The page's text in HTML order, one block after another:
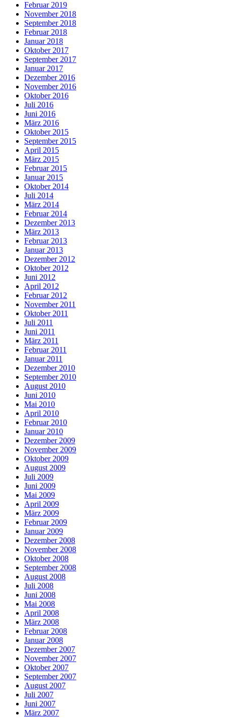
Februar 2019
November 2018
September 2018
Februar 2018
Januar 2018
Oktober 2017
September 2017
Januar 2017
Dezember 2016
November 2016
Oktober 2016
Juli 2016
Juni 2016
März 2016
Oktober 2015
September 2015
April 2015
März 2015
Februar 2015
Januar 2015
Oktober 2014
Juli 2014
März 2014
Februar 2014
Dezember 2013
März 2013
Februar 2013
Januar 2013
Dezember 2012
Oktober 2012
Juni 2012
April 2012
Februar 2012
November 2011
Oktober 2011
Juli 2011
Juni 2011
März 2011
Februar 2011
Januar 2011
Dezember 2010
September 2010
August 2010
Juni 2010
Mai 2010
April 2010
Februar 2010
Januar 2010
Dezember 2009
November 2009
Oktober 2009
August 2009
Juli 2009
Juni 2009
Mai 2009
April 2009
März 2009
Februar 2009
Januar 2009
Dezember 2008
November 2008
Oktober 2008
September 2008
August 2008
Juli 2008
Juni 2008
Mai 2008
April 2008
März 2008
Februar 2008
Januar 2008
Dezember 2007
November 2007
Oktober 2007
September 2007
August 2007
Juli 2007
Juni 2007
März 2007